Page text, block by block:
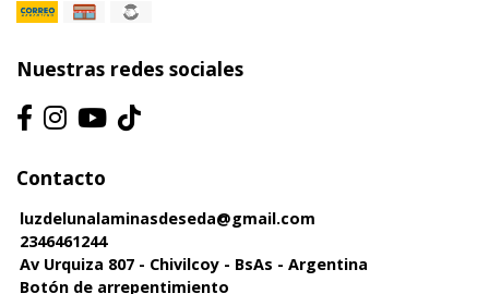
Nuestras redes sociales
Contacto
luzdelunalaminasdeseda@gmail.com
2346461244
Av Urquiza 807 - Chivilcoy - BsAs - Argentina
Botón de arrepentimiento